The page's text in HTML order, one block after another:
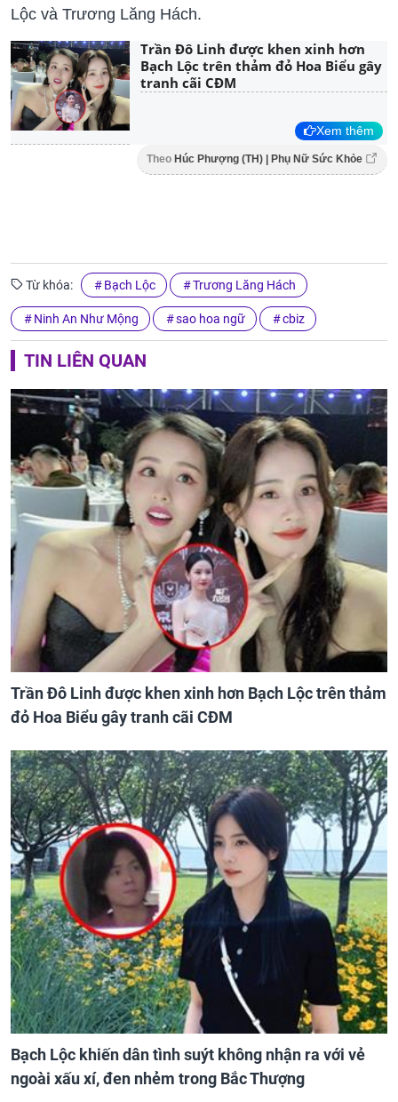
Lộc và Trương Lăng Hách.
Trần Đô Linh được khen xinh hơn
Bạch Lộc trên thảm đỏ Hoa Biểu gây
tranh cãi CĐM
Xem thêm
Theo Húc Phượng (TH) | Phụ Nữ Sức Khỏe
Từ khóa: Bạch Lộc Trương Lăng Hách
Ninh An Như Mộng sao hoa ngữ cbiz
TIN LIÊN QUAN
Trần Đô Linh được khen xinh hơn Bạch Lộc trên thảm
đỏ Hoa Biểu gây tranh cãi CĐM
Bạch Lộc khiến dân tình suýt không nhận ra với vẻ
ngoài xấu xí, đen nhẻm trong Bắc Thượng